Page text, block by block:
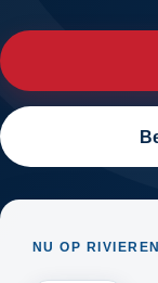
NU OP